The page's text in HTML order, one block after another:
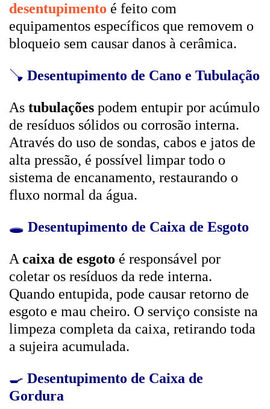
desentupimento é feito com
equipamentos específicos que removem o
bloqueio sem causar danos à cerâmica.
🪠 Desentupimento de Cano e Tubulação
As tubulações podem entupir por acúmulo
de resíduos sólidos ou corrosão interna.
Através do uso de sondas, cabos e jatos de
alta pressão, é possível limpar todo o
sistema de encanamento, restaurando o
fluxo normal da água.
🕳️ Desentupimento de Caixa de Esgoto
A caixa de esgoto é responsável por
coletar os resíduos da rede interna.
Quando entupida, pode causar retorno de
esgoto e mau cheiro. O serviço consiste na
limpeza completa da caixa, retirando toda
a sujeira acumulada.
🍳 Desentupimento de Caixa de
Gordura